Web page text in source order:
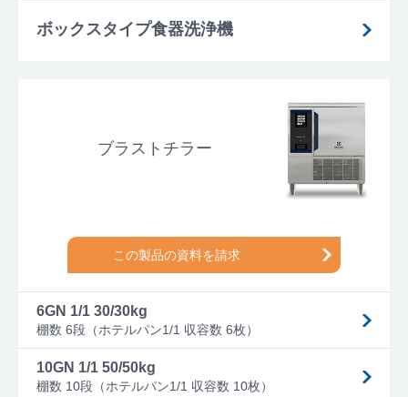
ボックスタイプ食器洗浄機
ブラストチラー
この製品の資料を請求
6GN 1/1 30/30kg
棚数 6段（ホテルパン1/1 収容数 6枚）
10GN 1/1 50/50kg
棚数 10段（ホテルパン1/1 収容数 10枚）